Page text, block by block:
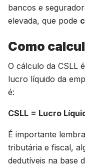
bancos e
elevada, que pode
Como
O cálculo da CSLL
lucro líquido da
é:
CSLL = Lucro
É importante
tributária e fiscal,
dedutíveis na base